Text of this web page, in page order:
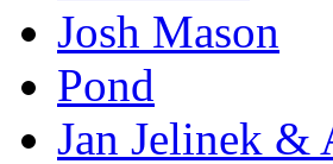
Josh Mason
Pond
Jan Jelinek &